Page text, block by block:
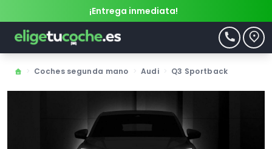
¡Entrega inmediata!
Coches segunda mano Audi Q3 Sportback